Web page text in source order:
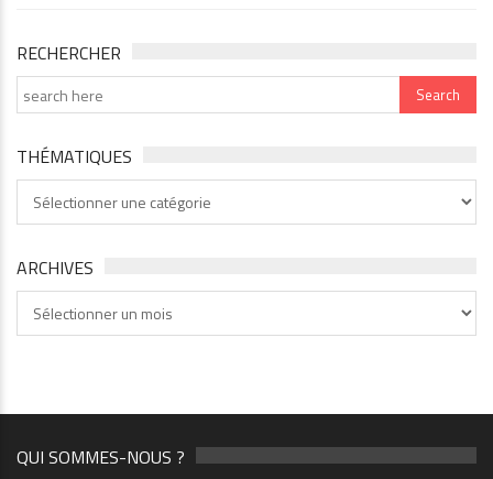
RECHERCHER
THÉMATIQUES
ARCHIVES
QUI SOMMES-NOUS ?